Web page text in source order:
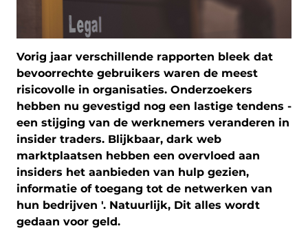
Vorig jaar verschillende rapporten bleek dat
bevoorrechte gebruikers waren de meest
risicovolle in organisaties. Onderzoekers
hebben nu gevestigd nog een lastige tendens -
een stijging van de werknemers veranderen in
insider traders. Blijkbaar, dark web
marktplaatsen hebben een overvloed aan
insiders het aanbieden van hulp gezien,
informatie of toegang tot de netwerken van
hun bedrijven '. Natuurlijk, Dit alles wordt
gedaan voor geld.